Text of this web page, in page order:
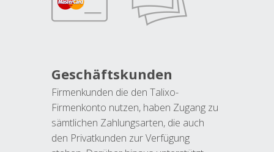
Geschäftskunden
Firmenkunden die den Talixo-
Firmenkonto nutzen, haben Zugang zu
sämtlichen Zahlungsarten, die auch
den Privatkunden zur Verfügung